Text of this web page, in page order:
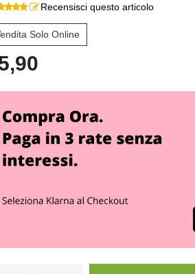
Recensisci questo articolo
Solo Online